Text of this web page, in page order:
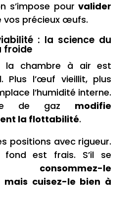
s’impose pourvalider
vos précieux œufs.
: la science du
froide
la chambre à air est
Plus l’œuf vieillit, plus
l’humidité interne.
de gaz modifie
la flottabilité.
positions avec rigueur.
est frais. S’il se
consommez-le
mais cuisez-le bien à